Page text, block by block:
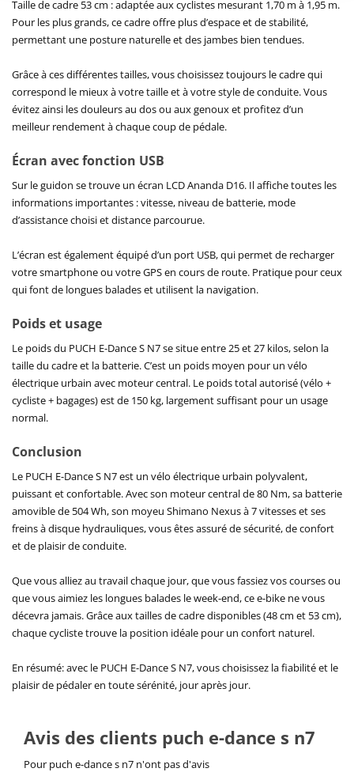
Taille de cadre 53 cm : adaptée aux cyclistes mesurant 1,70 m à 1,95 m.
Pour les plus grands, ce cadre offre plus d’espace et de stabilité,
permettant une posture naturelle et des jambes bien tendues.
Grâce à ces différentes tailles, vous choisissez toujours le cadre qui
correspond le mieux à votre taille et à votre style de conduite. Vous
évitez ainsi les douleurs au dos ou aux genoux et profitez d’un
meilleur rendement à chaque coup de pédale.
Écran avec fonction USB
Sur le guidon se trouve un écran LCD Ananda D16. Il affiche toutes les
informations importantes : vitesse, niveau de batterie, mode
d’assistance choisi et distance parcourue.
L’écran est également équipé d’un port USB, qui permet de recharger
votre smartphone ou votre GPS en cours de route. Pratique pour ceux
qui font de longues balades et utilisent la navigation.
Poids et usage
Le poids du PUCH E-Dance S N7 se situe entre 25 et 27 kilos, selon la
taille du cadre et la batterie. C’est un poids moyen pour un vélo
électrique urbain avec moteur central. Le poids total autorisé (vélo +
cycliste + bagages) est de 150 kg, largement suffisant pour un usage
normal.
Conclusion
Le PUCH E-Dance S N7 est un vélo électrique urbain polyvalent,
puissant et confortable. Avec son moteur central de 80 Nm, sa batterie
amovible de 504 Wh, son moyeu Shimano Nexus à 7 vitesses et ses
freins à disque hydrauliques, vous êtes assuré de sécurité, de confort
et de plaisir de conduite.
Que vous alliez au travail chaque jour, que vous fassiez vos courses ou
que vous aimiez les longues balades le week-end, ce e-bike ne vous
décevra jamais. Grâce aux tailles de cadre disponibles (48 cm et 53 cm),
chaque cycliste trouve la position idéale pour un confort naturel.
En résumé: avec le PUCH E-Dance S N7, vous choisissez la fiabilité et le
plaisir de pédaler en toute sérénité, jour après jour.
Avis des clients puch e-dance s n7
Pour puch e-dance s n7 n'ont pas d'avis